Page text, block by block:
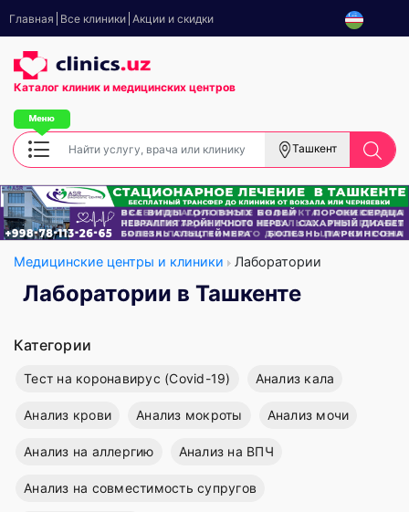
Главная Все клиники Акции и скидки
Каталог клиник и медицинских центров
Ташкент
Медицинские центры и клиники Лаборатории
Лаборатории в Ташкенте
Категории
Тест на коронавирус (Covid-19) Анализ кала
Анализ крови Анализ мокроты Анализ мочи
Анализ на аллергию Анализ на ВПЧ
Анализ на совместимость супругов